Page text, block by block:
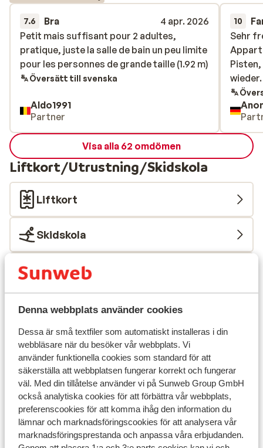
Denna webbplats använder cookies
Dessa är små textfiler som automatiskt installeras i din
webbläsare när du besöker vår webbplats. Vi
använder funktionella cookies som standard för att
säkerställa att webbplatsen fungerar korrekt och fungerar
väl. Med din tillåtelse använder vi på Sunweb Group GmbH
också analytiska cookies för att förbättra vår webbplats,
preferenscookies för att komma ihåg den information du
lämnar och marknadsföringscookies för att analysera vår
marknadsföringsprestanda och anpassa våra erbjudanden.
7.6 Bra
4 apr. 2026
Petit mais suffisant pour 2 adultes,
pratique, juste la salle de bain un peu limite
pour les personnes de grande taille (1.92 m)
Petit mais suffisant pour 2 adultes,
pratique, juste la salle de bain un peu limite
pour les personnes de grande taille (1.92 m)
Översätt till svenska
Aldo1991
Partner
10
Sehr
wieder.
Sehr
wieder.
Visa alla 62 omdömen
Liftkort/Utrustning/Skidskola
Liftkort
Skidskola
Utrustning
Andra boenden i Galibier Thabor
Village Club Neaclub La Pulka
Chalet Le Panoramic
Résidence Les Angeliers
Résidence Les Chalets de Valoria